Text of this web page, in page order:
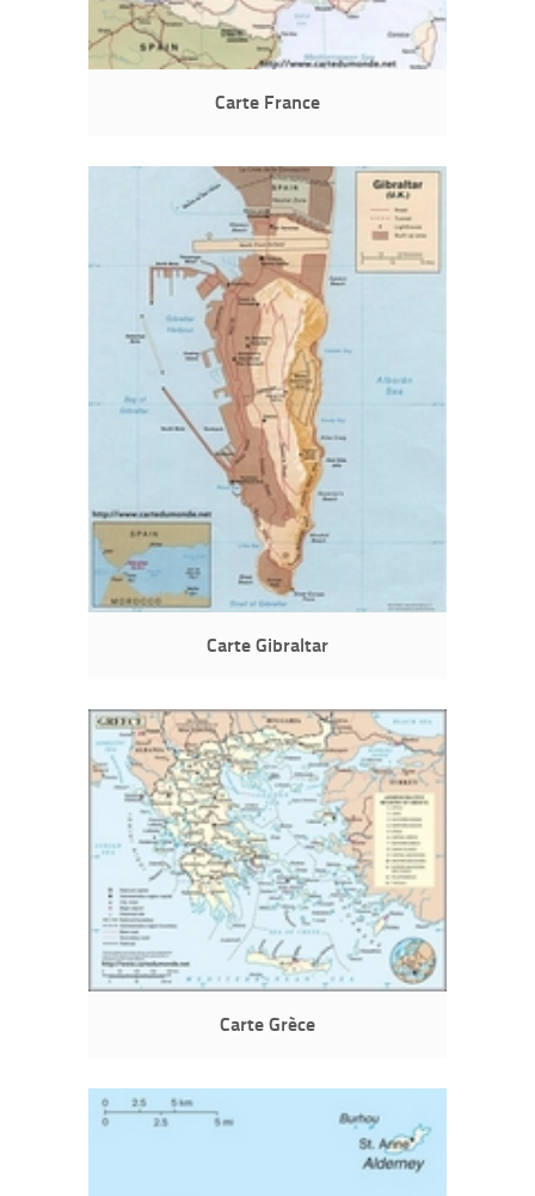
Carte France
Carte Gibraltar
Carte Grèce